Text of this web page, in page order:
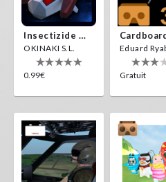
Insectizide Wars VR
OKINAKI S.L.
0.99€
Eduard
Gratuit